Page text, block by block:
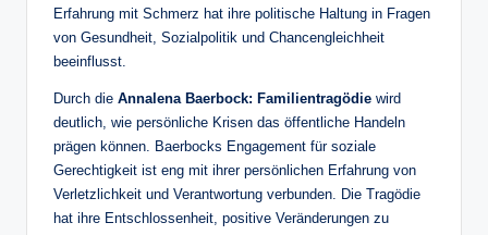
Erfahrung mit Schmerz hat ihre politische Haltung in Fragen
von Gesundheit, Sozialpolitik und Chancengleichheit
beeinflusst.
Durch die Annalena Baerbock: Familientragödie wird
deutlich, wie persönliche Krisen das öffentliche Handeln
prägen können. Baerbocks Engagement für soziale
Gerechtigkeit ist eng mit ihrer persönlichen Erfahrung von
Verletzlichkeit und Verantwortung verbunden. Die Tragödie
hat ihre Entschlossenheit, positive Veränderungen zu